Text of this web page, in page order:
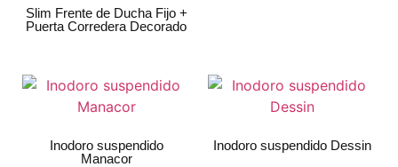
Slim Frente de Ducha Fijo +
Puerta Corredera Decorado
Inodoro suspendido
Manacor
Inodoro suspendido Dessin